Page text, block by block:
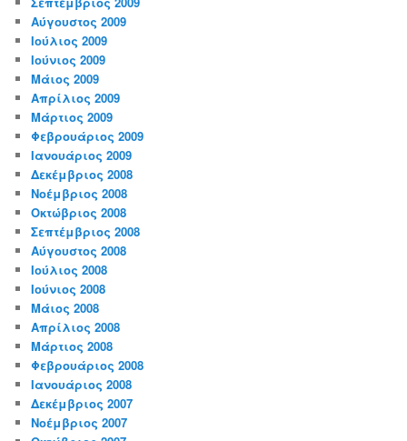
Αύγουστος 2009
Ιούλιος 2009
Ιούνιος 2009
Μάιος 2009
Απρίλιος 2009
Μάρτιος 2009
Φεβρουάριος 2009
Ιανουάριος 2009
Δεκέμβριος 2008
Νοέμβριος 2008
Οκτώβριος 2008
Σεπτέμβριος 2008
Αύγουστος 2008
Ιούλιος 2008
Ιούνιος 2008
Μάιος 2008
Απρίλιος 2008
Μάρτιος 2008
Φεβρουάριος 2008
Ιανουάριος 2008
Δεκέμβριος 2007
Νοέμβριος 2007